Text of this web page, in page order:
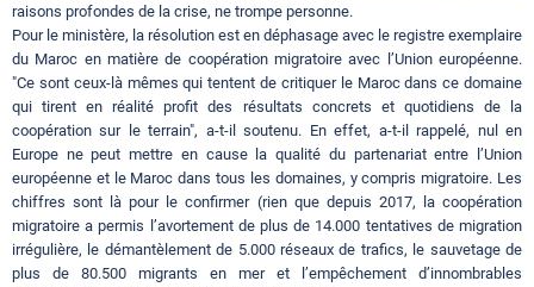
raisons profondes de la crise, ne trompe personne.
Pour le ministère, la résolution est en déphasage avec le registre exemplaire
du Maroc en matière de coopération migratoire avec l’Union européenne.
"Ce sont ceux-là mêmes qui tentent de critiquer le Maroc dans ce domaine
qui tirent en réalité profit des résultats concrets et quotidiens de la
coopération sur le terrain", a-t-il soutenu. En effet, a-t-il rappelé, nul en
Europe ne peut mettre en cause la qualité du partenariat entre l’Union
européenne et le Maroc dans tous les domaines, y compris migratoire. Les
chiffres sont là pour le confirmer (rien que depuis 2017, la coopération
migratoire a permis l’avortement de plus de 14.000 tentatives de migration
irrégulière, le démantèlement de 5.000 réseaux de trafics, le sauvetage de
plus de 80.500 migrants en mer et l’empêchement d’innombrables